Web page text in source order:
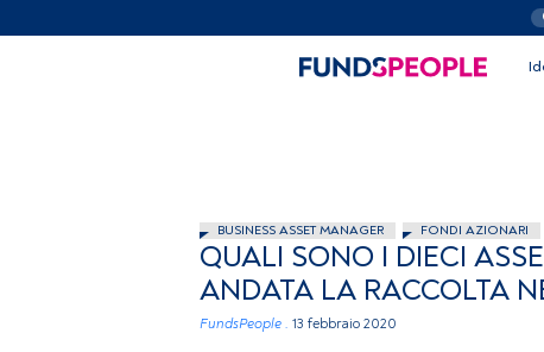
BUSINESS ASSET MANAGER FONDI AZIONARI
QUALI SONO I DIECI
ANDATA LA RACCOLTA
FundsPeople . 13 febbraio 2020